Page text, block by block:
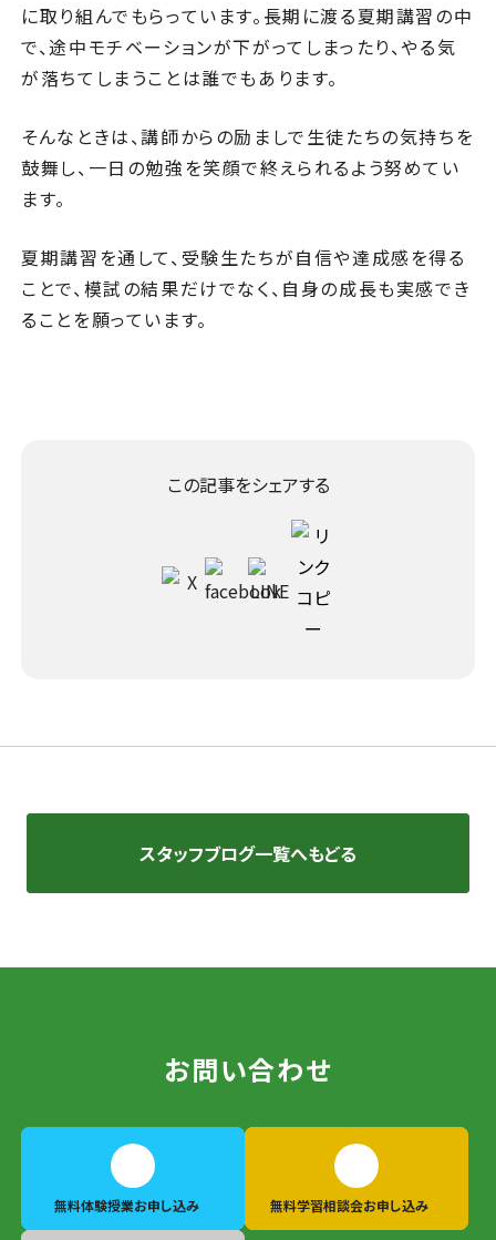
に取り組んでもらっています。長期に渡る夏期講習の中
で、途中モチベーションが下がってしまったり、やる気
が落ちてしまうことは誰でもあります。
そんなときは、講師からの励ましで生徒たちの気持ちを
鼓舞し、一日の勉強を笑顔で終えられるよう努めてい
ます。
夏期講習を通して、受験生たちが自信や達成感を得る
ことで、模試の結果だけでなく、自身の成長も実感でき
ることを願っています。
この記事をシェアする
スタッフブログ一覧へもどる
お問い合わせ
無料体験授業お申し込み 無料学習相談会お申し込み